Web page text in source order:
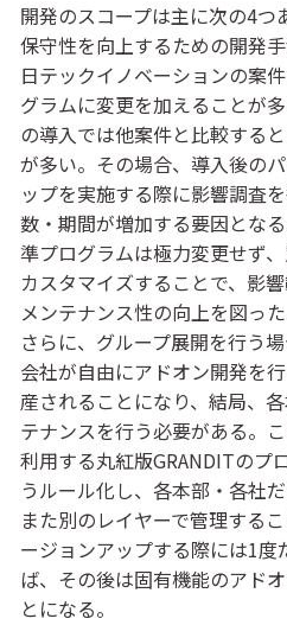
開発のスコープは主に次の4つ
保守性を向上するための開発
日テックイノベーションの案
グラムに変更を加えることが
の導入では他案件と比較する
が多い。その場合、導入後の
ップを実施する際に影響調査
数・期間が増加する要因とな
準プログラムは極力変更せず
カスタマイズすることで、影
メンテナンス性の向上を図った
さらに、グループ展開を行う
会社が自由にアドオン開発を
産されることになり、結局、
テナンスを行う必要がある。
利用する丸紅版GRANDITのプ
うルール化し、各本部・各社
また別のレイヤーで管理する
ージョンアップする際には1
ば、その後は固有機能のアド
とになる。